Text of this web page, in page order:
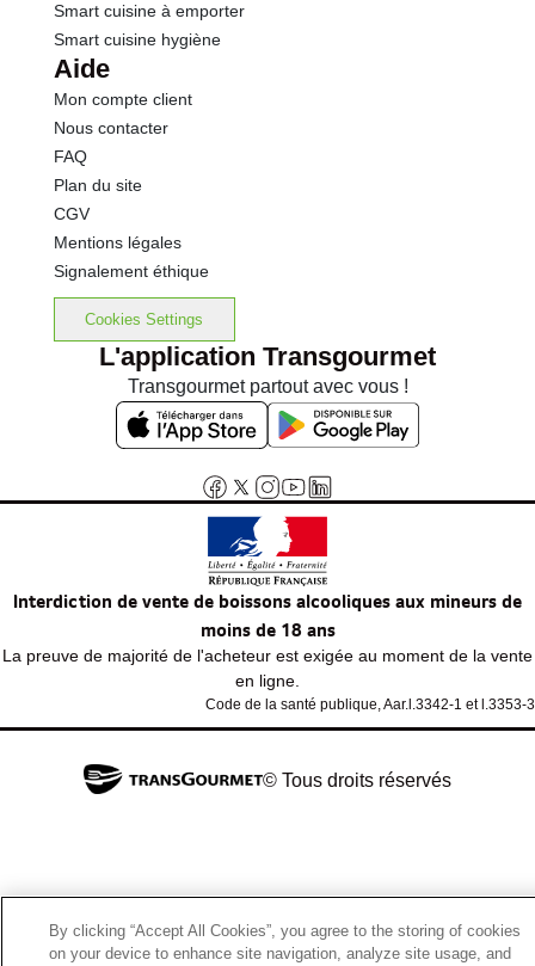
Smart cuisine à emporter
Smart cuisine hygiène
Aide
Mon compte client
Nous contacter
FAQ
Plan du site
CGV
Mentions légales
Signalement éthique
Cookies Settings
L'application Transgourmet
Transgourmet partout avec vous !
Interdiction de vente de boissons alcooliques aux mineurs de
moins de 18 ans
La preuve de majorité de l'acheteur est exigée au moment de la vente
en ligne.
Code de la santé publique, Aar.l.3342-1 et l.3353-3
© Tous droits réservés
By clicking “Accept All Cookies”, you agree to the storing of cookies
on your device to enhance site navigation, analyze site usage, and